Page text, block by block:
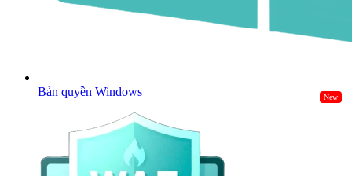
Bản quyền Windows New